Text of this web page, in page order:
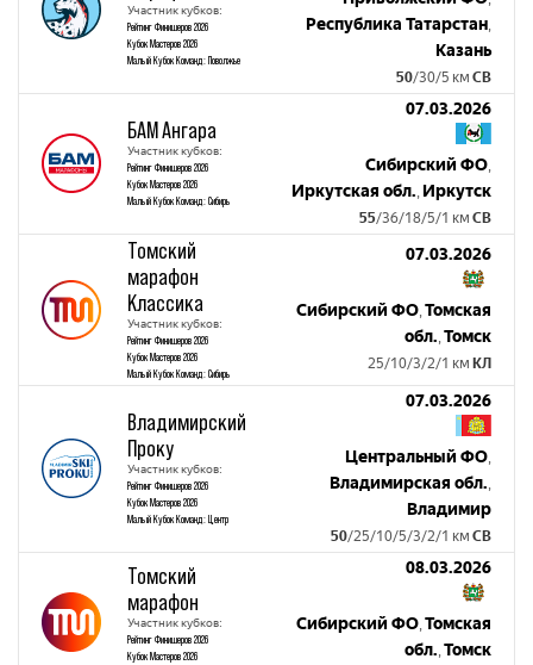
Участник кубков:
Рейтинг Финишеров 2026
Кубок Мастеров 2026
Малый Кубок Команд: Поволжье
Республика Татарстан,
Казань
50/30/5 км СВ
БАМ Ангара
Участник кубков:
Рейтинг Финишеров 2026
Кубок Мастеров 2026
Малый Кубок Команд: Сибирь
07.03.2026
Сибирский ФО,
Иркутская обл., Иркутск
55/36/18/5/1 км СВ
Томский
марафон
Классика
Участник кубков:
Рейтинг Финишеров 2026
Кубок Мастеров 2026
Малый Кубок Команд: Сибирь
07.03.2026
Сибирский ФО,Томская
обл.,Томск
25/10/3/2/1 км КЛ
Владимирский
Проку
Участник кубков:
Рейтинг Финишеров 2026
Кубок Мастеров 2026
Малый Кубок Команд: Центр
07.03.2026
Центральный ФО,
Владимирская обл.,
Владимир
50/25/10/5/3/2/1 км СВ
Томский
марафон
Участник кубков:
Рейтинг Финишеров 2026
Кубок Мастеров 2026
08.03.2026
Сибирский ФО,Томская
обл.,Томск